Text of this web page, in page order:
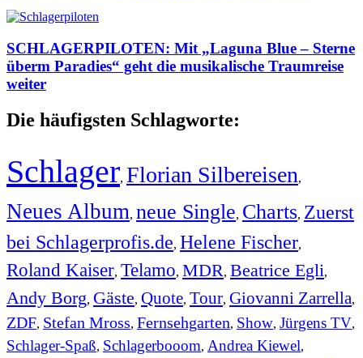
SCHLAGERPILOTEN: Mit „Laguna Blue – Sterne
überm Paradies“ geht die musikalische Traumreise
weiter
Die häufigsten Schlagworte:
Schlager, Florian Silbereisen,
Neues Album, neue Single, Charts, Zuerst
bei Schlagerprofis.de, Helene Fischer,
Roland Kaiser, Telamo, MDR, Beatrice Egli,
Andy Borg, Gäste, Quote, Tour, Giovanni Zarrella,
ZDF, Stefan Mross, Fernsehgarten, Show, Jürgens TV,
Schlager-Spaß, Schlagerbooom, Andrea Kiewel,